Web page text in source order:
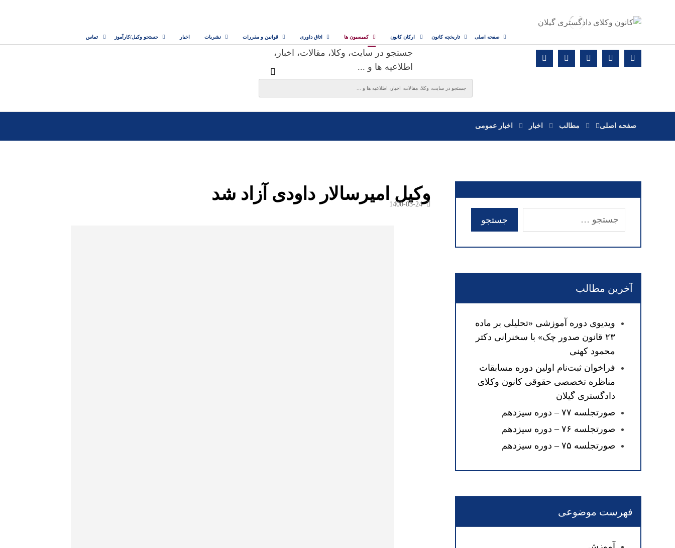
صفحه اصلی تاریخچه کانون ارکان کانون کمیسیون ها اتاق داوری قوانین و مقررات نشریات اخبار جستجو وکیل/کارآموز تماس
جستجو در سایت، وکلا، مقالات، اخبار،
اطلاعیه ها و ...
صفحه اصلی مطالب اخبار اخبار عمومی
وکیل امیرسالار داودی آزاد شد
1400-03-24
آخرین مطالب
ویدیوی دوره آموزشی «تحلیلی بر ماده
۲۳ قانون صدور چک» با سخنرانی دکتر
محمود کهنی
فراخوان ثبت‌نام اولین دوره مسابقات
مناظره تخصصی حقوقی کانون وکلای
دادگستری گیلان
صورتجلسه ۷۷ – دوره سیزدهم
صورتجلسه ۷۶ – دوره سیزدهم
صورتجلسه ۷۵ – دوره سیزدهم
فهرست موضوعی